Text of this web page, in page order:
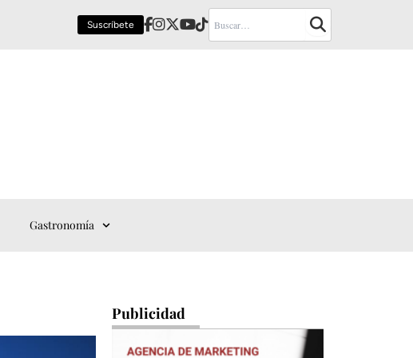
Suscríbete
Gastronomía
Publicidad